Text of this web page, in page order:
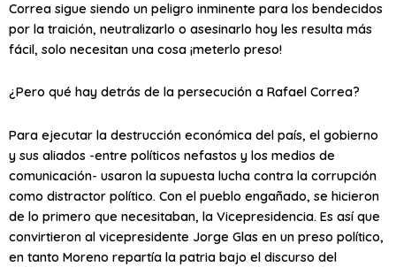
Correa sigue siendo un peligro inminente para los bendecidos
por la traición, neutralizarlo o asesinarlo hoy les resulta más
fácil, solo necesitan una cosa ¡meterlo preso!
¿Pero qué hay detrás de la persecución a Rafael Correa?
Para ejecutar la destrucción económica del país, el gobierno
y sus aliados -entre políticos nefastos y los medios de
comunicación- usaron la supuesta lucha contra la corrupción
como distractor político. Con el pueblo engañado, se hicieron
de lo primero que necesitaban, la Vicepresidencia. Es así que
convirtieron al vicepresidente Jorge Glas en un preso político,
en tanto Moreno repartía la patria bajo el discurso del